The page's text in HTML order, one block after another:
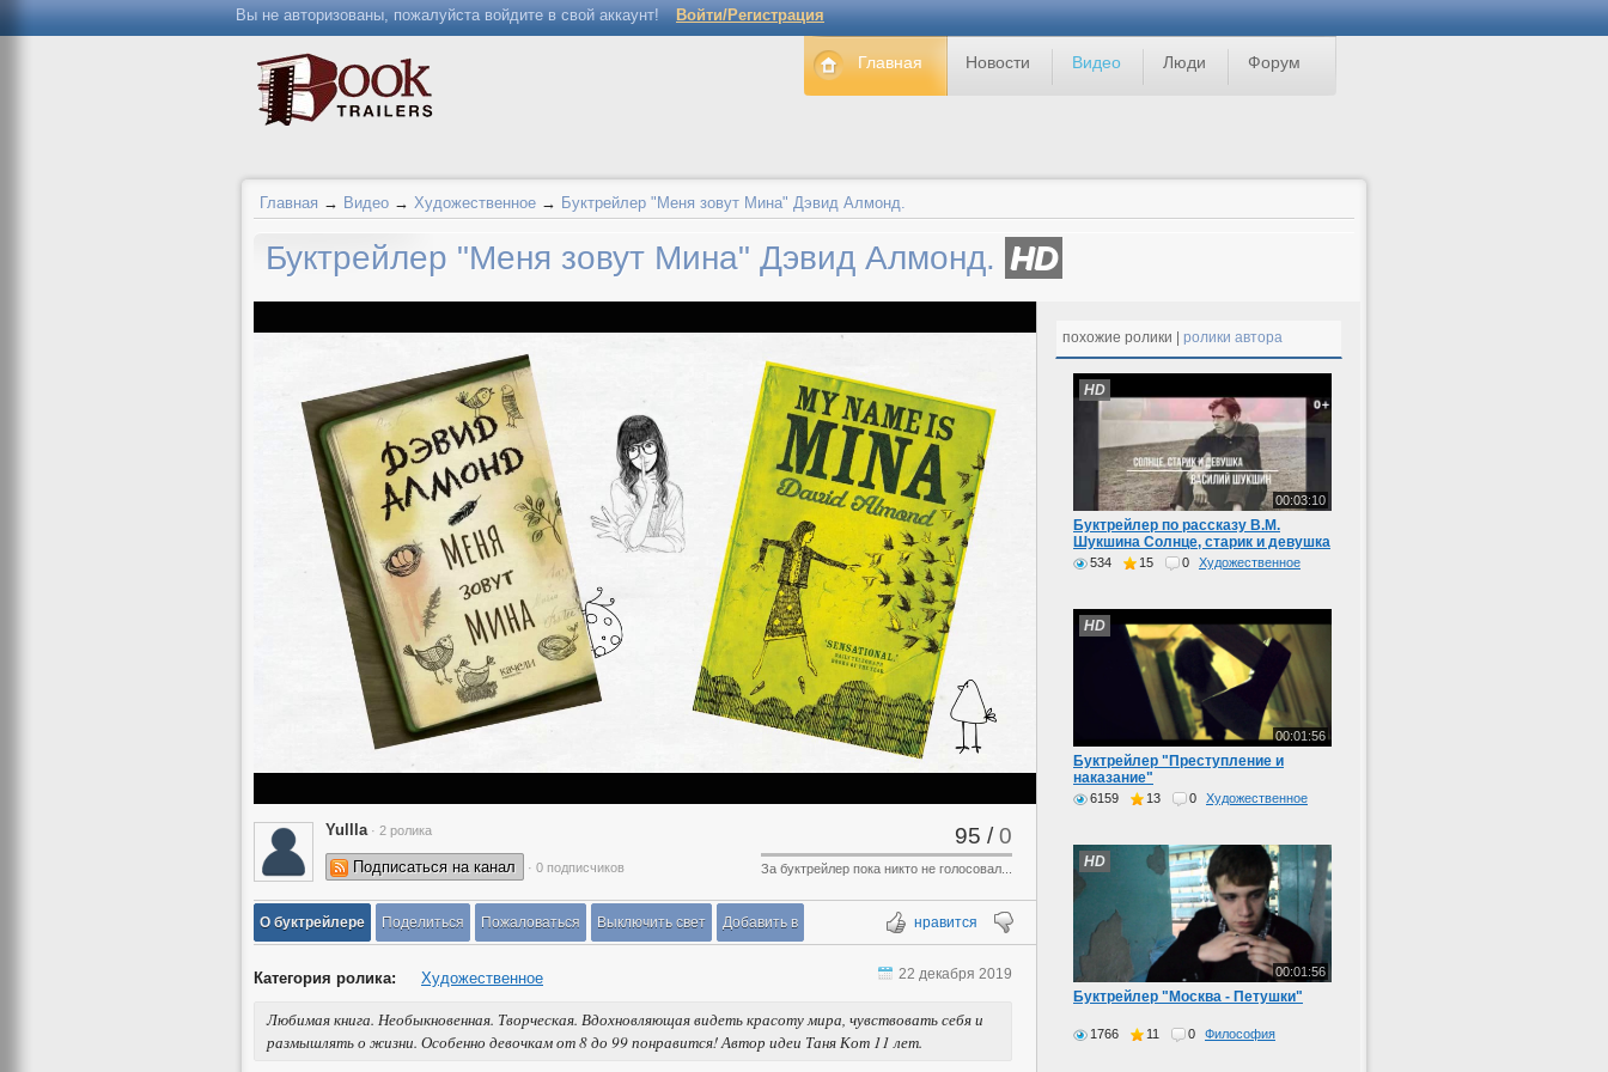
Вы не авторизованы, пожалуйста войдите в свой аккаунт! Войти/Регистрация
Главная Новости Видео Люди Форум
Главная → Видео → Художественное → Буктрейлер "Меня зовут Мина" Дэвид Алмонд.
Буктрейлер "Меня зовут Мина" Дэвид Алмонд. HD
Yullla · 2 ролика
Подписаться на канал · 0 подписчиков
95 /0
За буктрейлер пока никто не голосовал...
нравится
О буктрейлере Поделиться Пожаловаться Выключить свет Добавить в
Категория ролика: Художественное
Любимая книга. Необыкновенная. Творческая. Вдохновляющая видеть красоту мира, чувствовать себя и
размышлять о жизни. Особенно девочкам от 8 до 99 понравится! Автор идеи Таня Кот 11 лет.
22 декабря 2019
похожие ролики | ролики автора
00:03:10
HD
Буктрейлер по рассказу В.М.
Шукшина Солнце, старик и девушка
534 15 0 Художественное
00:01:56
HD
Буктрейлер "Преступление и
наказание"
6159 13 0 Художественное
00:01:56
HD
Буктрейлер "Москва - Петушки"
1766 11 0 Философия